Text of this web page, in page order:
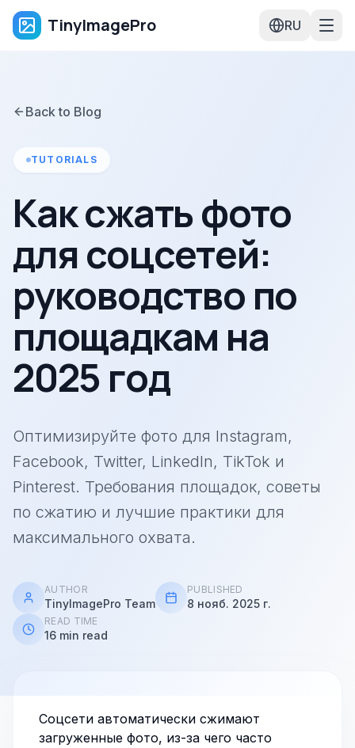
TinyImagePro RU
Back to Blog
TUTORIALS
Как сжать фото
для соцсетей:
руководство по
площадкам на
2025 год
Оптимизируйте фото для Instagram,
Facebook, Twitter, LinkedIn, TikTok и
Pinterest. Требования площадок, советы
по сжатию и лучшие практики для
максимального охвата.
AUTHOR
TinyImagePro Team
PUBLISHED
8 нояб. 2025 г.
READ TIME
16 min read
Соцсети автоматически сжимают
загруженные фото, из-за чего часто